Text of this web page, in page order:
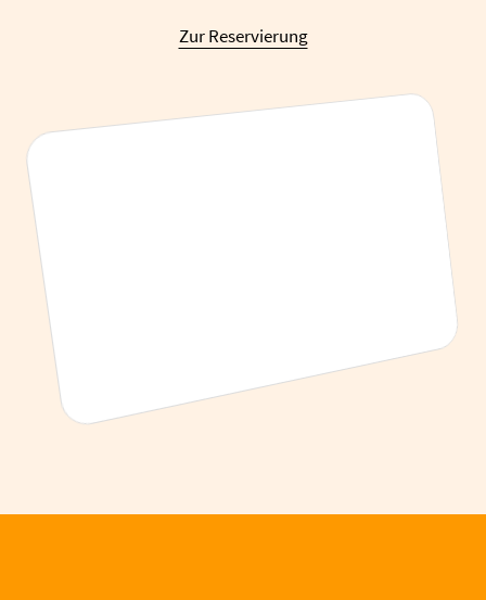
Zur Reservierung